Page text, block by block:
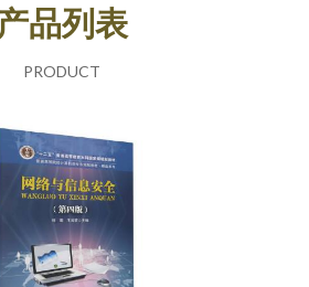
品列表
PRODUCT